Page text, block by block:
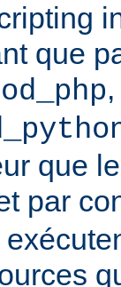
que
que
par